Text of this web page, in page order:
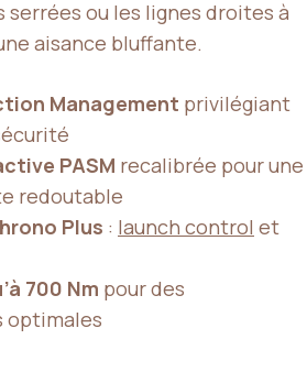
serrées ou les lignes droites à
aisance bluffante.
Management privilégiant
PASM recalibrée pour une
redoutable
Plus : launch control et
700 Nm pour des
optimales